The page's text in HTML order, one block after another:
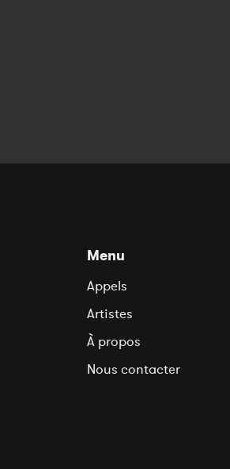
Menu
Appels
Artistes
À propos
Nous contacter